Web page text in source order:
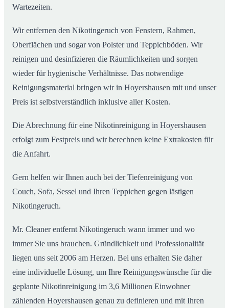
Wartezeiten.
Wir entfernen den Nikotingeruch von Fenstern, Rahmen,
Oberflächen und sogar von Polster und Teppichböden. Wir
reinigen und desinfizieren die Räumlichkeiten und sorgen
wieder für hygienische Verhältnisse. Das notwendige
Reinigungsmaterial bringen wir in Hoyershausen mit und unser
Preis ist selbstverständlich inklusive aller Kosten.
Die Abrechnung für eine Nikotinreinigung in Hoyershausen
erfolgt zum Festpreis und wir berechnen keine Extrakosten für
die Anfahrt.
Gern helfen wir Ihnen auch bei der Tiefenreinigung von
Couch, Sofa, Sessel und Ihren Teppichen gegen lästigen
Nikotingeruch.
Mr. Cleaner entfernt Nikotingeruch wann immer und wo
immer Sie uns brauchen. Gründlichkeit und Professionalität
liegen uns seit 2006 am Herzen. Bei uns erhalten Sie daher
eine individuelle Lösung, um Ihre Reinigungswünsche für die
geplante Nikotinreinigung im 3,6 Millionen Einwohner
zählenden Hoyershausen genau zu definieren und mit Ihren